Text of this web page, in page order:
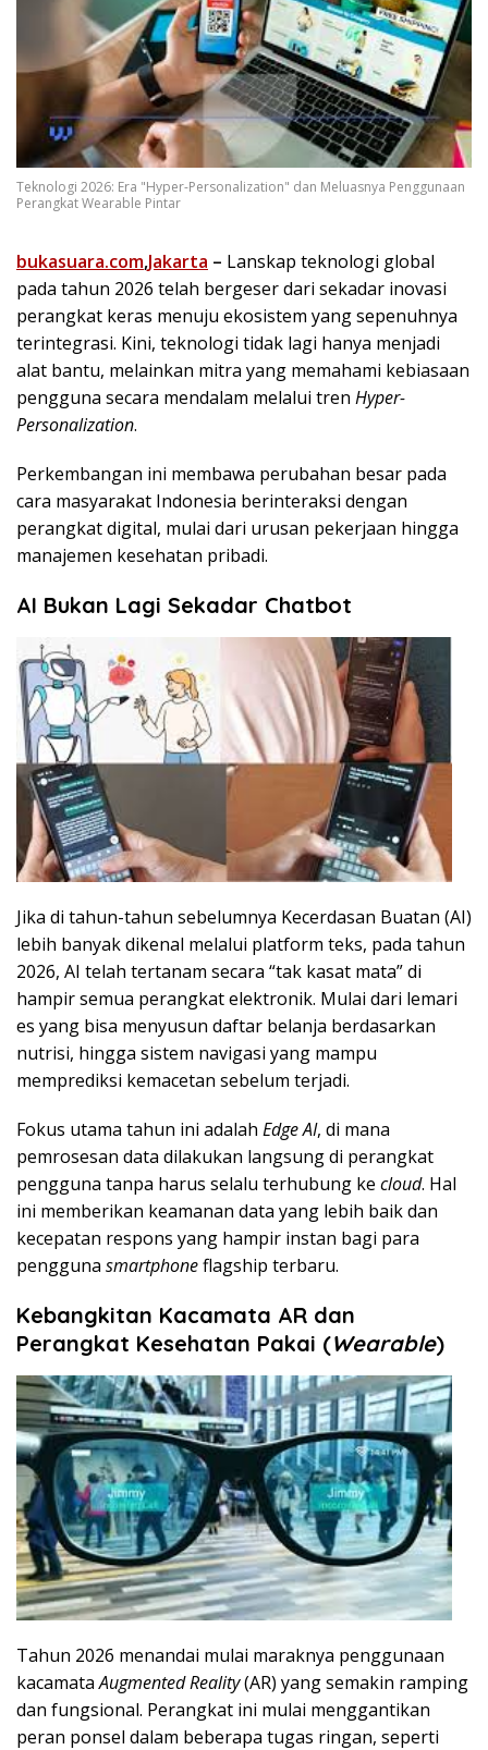
Teknologi 2026: Era "Hyper-Personalization" dan Meluasnya Penggunaan
Perangkat Wearable Pintar
bukasuara.com,Jakarta – Lanskap teknologi global
pada tahun 2026 telah bergeser dari sekadar inovasi
perangkat keras menuju ekosistem yang sepenuhnya
terintegrasi. Kini, teknologi tidak lagi hanya menjadi
alat bantu, melainkan mitra yang memahami kebiasaan
pengguna secara mendalam melalui tren Hyper-
Personalization.
Perkembangan ini membawa perubahan besar pada
cara masyarakat Indonesia berinteraksi dengan
perangkat digital, mulai dari urusan pekerjaan hingga
manajemen kesehatan pribadi.
AI Bukan Lagi Sekadar Chatbot
Jika di tahun-tahun sebelumnya Kecerdasan Buatan (AI)
lebih banyak dikenal melalui platform teks, pada tahun
2026, AI telah tertanam secara “tak kasat mata” di
hampir semua perangkat elektronik. Mulai dari lemari
es yang bisa menyusun daftar belanja berdasarkan
nutrisi, hingga sistem navigasi yang mampu
memprediksi kemacetan sebelum terjadi.
Fokus utama tahun ini adalah Edge AI, di mana
pemrosesan data dilakukan langsung di perangkat
pengguna tanpa harus selalu terhubung ke cloud. Hal
ini memberikan keamanan data yang lebih baik dan
kecepatan respons yang hampir instan bagi para
pengguna smartphoneflagship terbaru.
Kebangkitan Kacamata AR dan
Perangkat Kesehatan Pakai (Wearable)
Tahun 2026 menandai mulai maraknya penggunaan
kacamataAugmented Reality(AR) yang semakin ramping
dan fungsional. Perangkat ini mulai menggantikan
peran ponsel dalam beberapa tugas ringan, seperti